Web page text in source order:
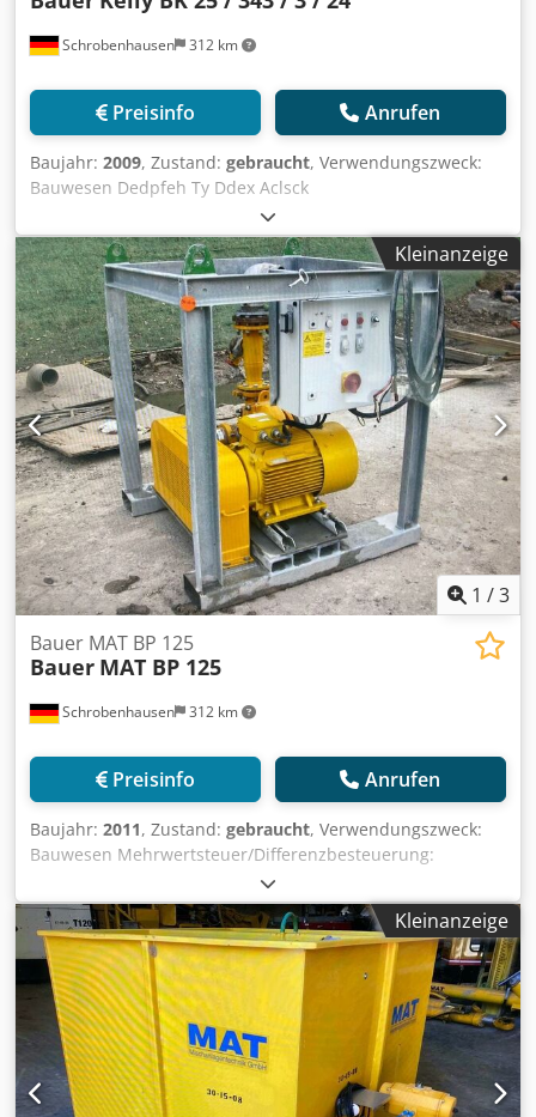
Schrobenhausen 312 km
Preisinfo Anrufen
Baujahr: 2009, Zustand: gebraucht, Verwendungszweck:
Bauwesen Dedpfeh Ty Ddex Aclsck
Mehrwertsteuer/Differenzbesteuerung: Mehrwertsteuer
abzugsfähig Wenden Sie sich an Mohamad Fattah Ahmad,
um weitere Informationen zu erhalten. BAUER Kellystange
BK 25/343/3/21m
Kleinanzeige
1 /3
Schrobenhausen 312 km
Bauer MAT BP 125
Bauer MAT BP 125
Preisinfo Anrufen
Baujahr: 2011, Zustand: gebraucht, Verwendungszweck:
Bauwesen Mehrwertsteuer/Differenzbesteuerung:
Mehrwertsteuer abzugsfähig Dedpfx Acjh Ty Dajleck
Wenden Sie sich an Mohamad Fattah Ahmad, um weitere
Informationen zu erhalten. Bauer - MAT Bentonit Pumpe
BP 125 2 Stück verfügbar Guter Zustand Sofort
einsatzbereit
Kleinanzeige